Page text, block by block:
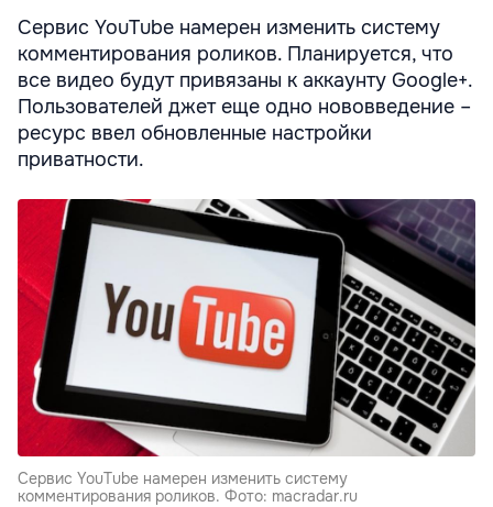
Cервис YouTube намерен изменить систему
комментирования роликов. Планируется, что
все видео будут привязаны к аккаунту Google+.
Пользователей джет еще одно нововведение –
ресурс ввел обновленные настройки
приватности.
Cервис YouTube намерен изменить систему
комментирования роликов. Фото: macradar.ru